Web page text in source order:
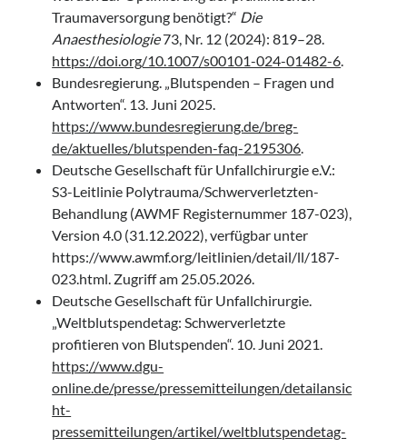
Traumaversorgung benötigt?“ Die
Anaesthesiologie73, Nr. 12 (2024): 819–28.
https://doi.org/10.1007/s00101-024-01482-6.
Bundesregierung. „Blutspenden – Fragen und
Antworten“. 13. Juni 2025.
https://www.bundesregierung.de/breg-
de/aktuelles/blutspenden-faq-2195306.
Deutsche Gesellschaft für Unfallchirurgie e.V.:
S3-Leitlinie Polytrauma/Schwerverletzten-
Behandlung (AWMF Registernummer 187-023),
Version 4.0 (31.12.2022), verfügbar unter
https://www.awmf.org/leitlinien/detail/ll/187-
023.html. Zugriff am 25.05.2026.
Deutsche Gesellschaft für Unfallchirurgie.
„Weltblutspendetag: Schwerverletzte
profitieren von Blutspenden“. 10. Juni 2021.
https://www.dgu-
online.de/presse/pressemitteilungen/detailansic
ht-
pressemitteilungen/artikel/weltblutspendetag-